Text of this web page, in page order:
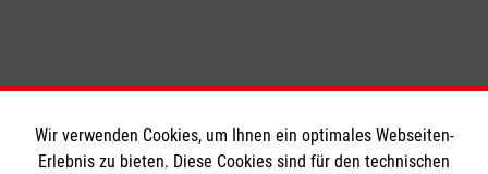
Wir verwenden Cookies, um Ihnen ein optimales Webseiten-
Erlebnis zu bieten. Diese Cookies sind für den technischen